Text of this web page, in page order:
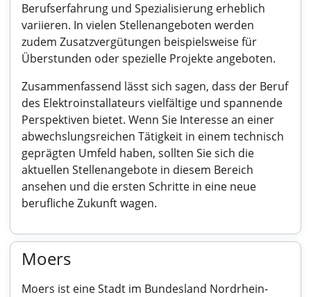
Berufserfahrung und Spezialisierung erheblich
variieren. In vielen Stellenangeboten werden
zudem Zusatzvergütungen beispielsweise für
Überstunden oder spezielle Projekte angeboten.
Zusammenfassend lässt sich sagen, dass der Beruf
des Elektroinstallateurs vielfältige und spannende
Perspektiven bietet. Wenn Sie Interesse an einer
abwechslungsreichen Tätigkeit in einem technisch
geprägten Umfeld haben, sollten Sie sich die
aktuellen Stellenangebote in diesem Bereich
ansehen und die ersten Schritte in eine neue
berufliche Zukunft wagen.
Moers
Moers ist eine Stadt im Bundesland Nordrhein-